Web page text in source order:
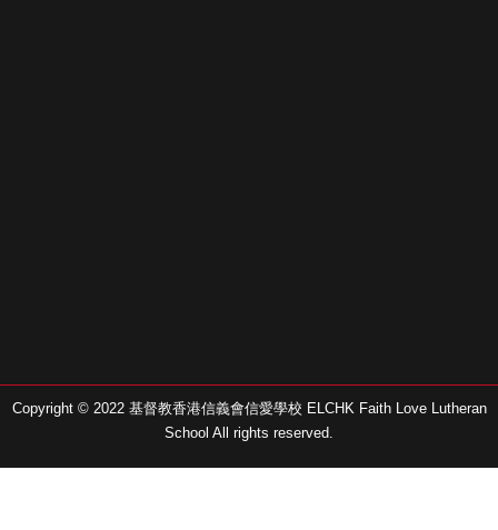
Copyright © 2022 基督教香港信義會信愛學校 ELCHK Faith Love Lutheran
School All rights reserved.